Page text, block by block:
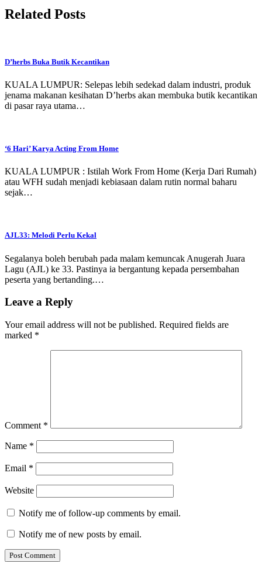
Related Posts
D’herbs Buka Butik Kecantikan
KUALA LUMPUR: Selepas lebih sedekad dalam industri, produk
jenama makanan kesihatan D’herbs akan membuka butik kecantikan
di pasar raya utama…
‘6 Hari’ Karya Acting From Home
KUALA LUMPUR : Istilah Work From Home (Kerja Dari Rumah)
atau WFH sudah menjadi kebiasaan dalam rutin normal baharu
sejak…
AJL33: Melodi Perlu Kekal
Segalanya boleh berubah pada malam kemuncak Anugerah Juara
Lagu (AJL) ke 33. Pastinya ia bergantung kepada persembahan
peserta yang bertanding.…
Leave a Reply
Your email address will not be published. Required fields are
marked *
Comment *
Name *
Email *
Website
Notify me of follow-up comments by email.
Notify me of new posts by email.